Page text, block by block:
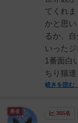
てくれ
かと思
るか、
いった
1番面白
ちり猫
続きを読む
365名
勇者